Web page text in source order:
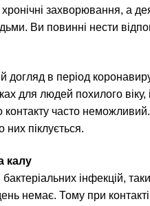
захворювання, а
Ви повинні нести
в період
для людей похилого віку,
контакту часто
них піклується.
калу
інфекцій,
немає. Тому при